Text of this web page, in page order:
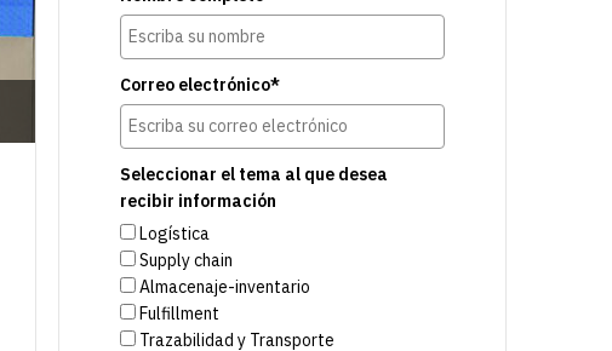
Correo electrónico*
Seleccionar el tema al que desea
recibir información
Logística
Supply chain
Almacenaje-inventario
Fulfillment
Trazabilidad y Transporte